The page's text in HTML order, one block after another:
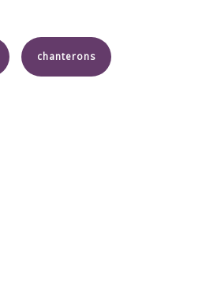
chanterons